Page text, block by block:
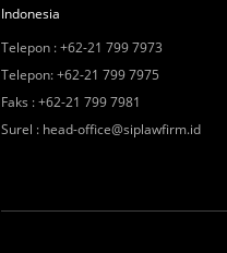
Indonesia
Telepon :+62-21 799 7973
Telepon:+62-21 799 7975
Faks :+62-21 799 7981
Surel : head-office@siplawfirm.id